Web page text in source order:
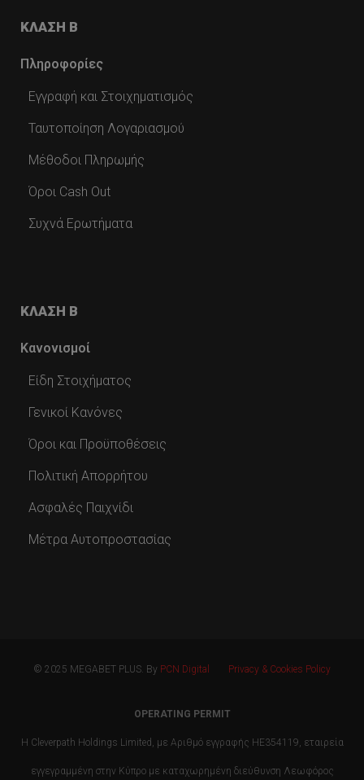
ΚΛΑΣΗ Β
Πληροφορίες
Εγγραφή και Στοιχηματισμός
Ταυτοποίηση Λογαριασμού
Μέθοδοι Πληρωμής
Όροι Cash Out
Συχνά Ερωτήματα
ΚΛΑΣΗ Β
Κανονισμοί
Είδη Στοιχήματος
Γενικοί Κανόνες
Όροι και Προϋποθέσεις
Πολιτική Απορρήτου
Ασφαλές Παιχνίδι
Μέτρα Αυτοπροστασίας
© 2025 MEGABET PLUS. By PCN Digital Privacy & Cookies Policy
OPERATING PERMIT
Η Cleverpath Holdings Limited, με Αριθμό εγγραφής HE354119, εταιρεία
εγγεγραμμένη στην Κύπρο με καταχωρημένη διεύθυνση Λεωφόρος